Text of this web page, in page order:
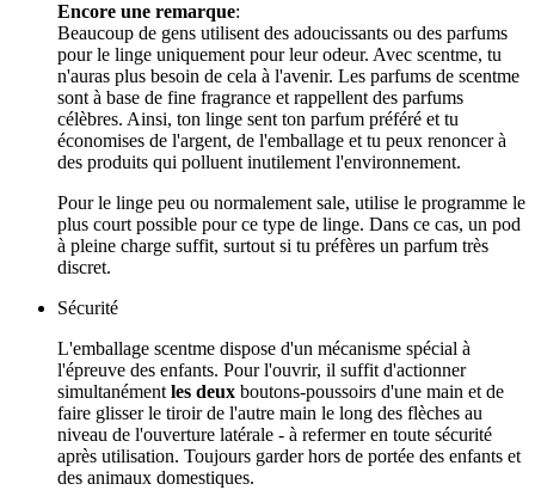
Encore une remarque:
Beaucoup de gens utilisent des adoucissants ou des parfums
pour le linge uniquement pour leur odeur. Avec scentme, tu
n'auras plus besoin de cela à l'avenir. Les parfums de scentme
sont à base de fine fragrance et rappellent des parfums
célèbres. Ainsi, ton linge sent ton parfum préféré et tu
économises de l'argent, de l'emballage et tu peux renoncer à
des produits qui polluent inutilement l'environnement.
Pour le linge peu ou normalement sale, utilise le programme le
plus court possible pour ce type de linge. Dans ce cas, un pod
à pleine charge suffit, surtout si tu préfères un parfum très
discret.
Sécurité
L'emballage scentme dispose d'un mécanisme spécial à
l'épreuve des enfants. Pour l'ouvrir, il suffit d'actionner
simultanément les deux boutons-poussoirs d'une main et de
faire glisser le tiroir de l'autre main le long des flèches au
niveau de l'ouverture latérale - à refermer en toute sécurité
après utilisation. Toujours garder hors de portée des enfants et
des animaux domestiques.